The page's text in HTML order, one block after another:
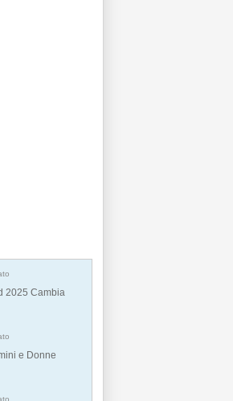
2025 Cambia
e Donne